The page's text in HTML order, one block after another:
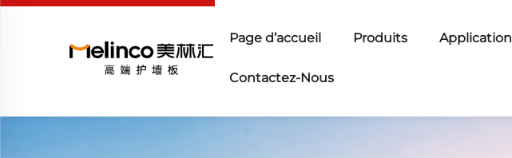
Page d’accueil Produits Application
Contactez-Nous